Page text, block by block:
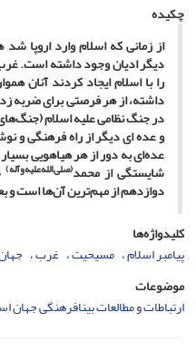
چکیده
از زمانی که اسلام وارد اروپا
دیگر ادیان وجود داشته است.
را با اسلام ایجاد کردند آنان
داشته، از هر فرصتی برای ضربه
در جنگ نظامی علیه اسلام
و عده ای دیگر از راه فرهنگی و
عده‌ای به دور از هر هیاهویی
شایستگی از محمد(صلی‌الله‌علیه‌وآله)
دوازدهم از مهم‌ترین آن‌ها است و
کلیدواژه‌ها
پیامبر اسلام مسیحیت غرب
موضوعات
ارتباطات و مطالعات بینافرهنگی جهان